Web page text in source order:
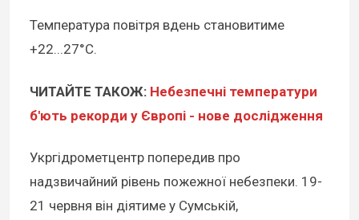
Температура повітря вдень становитиме
+22...27°С.
ЧИТАЙТЕ ТАКОЖ: Небезпечні температури
б'ють рекорди у Європі - нове дослідження
Укргідрометцентр попередив про
надзвичайний рівень пожежної небезпеки. 19-
21 червня він діятиме у Сумській,